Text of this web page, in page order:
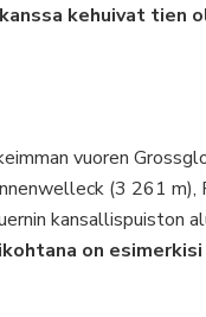
kehuivat tien
vuoren
(3 261 m),
kansallispuiston
on